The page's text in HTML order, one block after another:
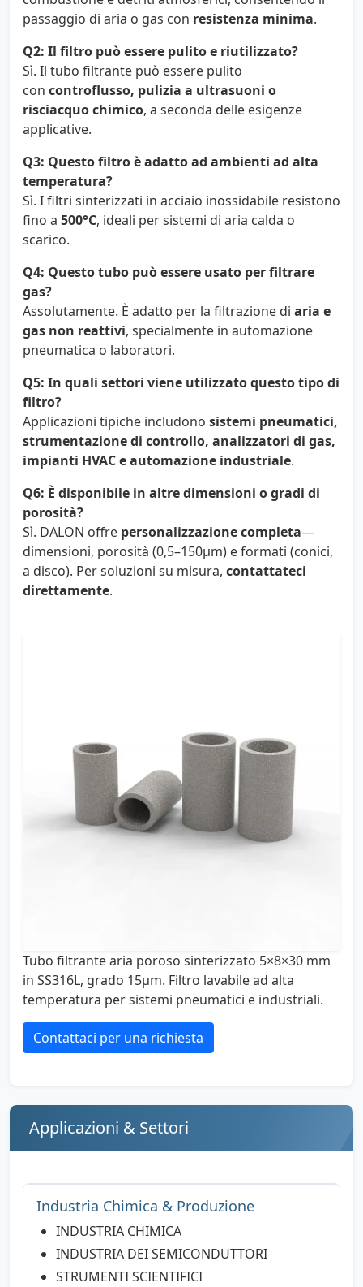
passaggio di aria o gas con resistenza minima.
Q2: Il filtro può essere pulito e riutilizzato?
Sì. Il tubo filtrante può essere pulito
con controflusso, pulizia a ultrasuoni o
risciacquo chimico, a seconda delle esigenze
applicative.
Q3: Questo filtro è adatto ad ambienti ad alta
temperatura?
Sì. I filtri sinterizzati in acciaio inossidabile resistono
fino a 500°C, ideali per sistemi di aria calda o
scarico.
Q4: Questo tubo può essere usato per filtrare
gas?
Assolutamente. È adatto per la filtrazione di aria e
gas non reattivi, specialmente in automazione
pneumatica o laboratori.
Q5: In quali settori viene utilizzato questo tipo di
filtro?
Applicazioni tipiche includono sistemi pneumatici,
strumentazione di controllo, analizzatori di gas,
impianti HVAC e automazione industriale.
Q6: È disponibile in altre dimensioni o gradi di
porosità?
Sì. DALON offre personalizzazione completa—
dimensioni, porosità (0,5–150µm) e formati (conici,
a disco). Per soluzioni su misura, contattateci
direttamente.
Tubo filtrante aria poroso sinterizzato 5×8×30 mm
in SS316L, grado 15µm. Filtro lavabile ad alta
temperatura per sistemi pneumatici e industriali.
Contattaci per una richiesta
Applicazioni & Settori
Industria Chimica & Produzione
INDUSTRIA CHIMICA
INDUSTRIA DEI SEMICONDUTTORI
STRUMENTI SCIENTIFICI